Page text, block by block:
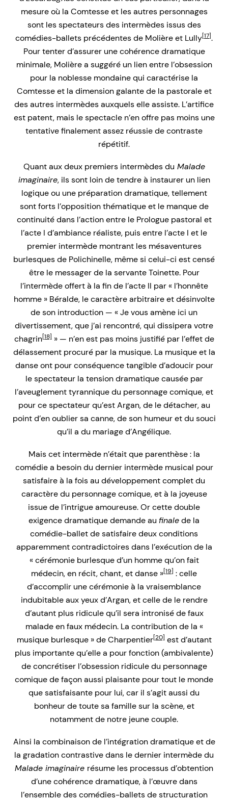
mesure où la Comtesse et les autres personnages
sont les spectateurs des intermèdes issus des
comédies-ballets précédentes de Molière et Lully[17].
Pour tenter d’assurer une cohérence dramatique
minimale, Molière a suggéré un lien entre l’obsession
pour la noblesse mondaine qui caractérise la
Comtesse et la dimension galante de la pastorale et
des autres intermèdes auxquels elle assiste. L’artifice
est patent, mais le spectacle n’en offre pas moins une
tentative finalement assez réussie de contraste
répétitif.
Quant aux deux premiers intermèdes du Malade
imaginaire, ils sont loin de tendre à instaurer un lien
logique ou une préparation dramatique, tellement
sont forts l’opposition thématique et le manque de
continuité dans l’action entre le Prologue pastoral et
l’acte I d’ambiance réaliste, puis entre l’acte I et le
premier intermède montrant les mésaventures
burlesques de Polichinelle, même si celui-ci est censé
être le messager de la servante Toinette. Pour
l’intermède offert à la fin de l’acte II par « l’honnête
homme » Béralde, le caractère arbitraire et désinvolte
de son introduction — « Je vous amène ici un
divertissement, que j’ai rencontré, qui dissipera votre
chagrin[18]» — n’en est pas moins justifié par l’effet de
délassement procuré par la musique. La musique et la
danse ont pour conséquence tangible d’adoucir pour
le spectateur la tension dramatique causée par
l’aveuglement tyrannique du personnage comique, et
pour ce spectateur qu’est Argan, de le détacher, au
point d’en oublier sa canne, de son humeur et du souci
qu’il a du mariage d’Angélique.
Mais cet intermède n’était que parenthèse : la
comédie a besoin du dernier intermède musical pour
satisfaire à la fois au développement complet du
caractère du personnage comique, et à la joyeuse
issue de l’intrigue amoureuse. Or cette double
exigence dramatique demande au finalede la
comédie-ballet de satisfaire deux conditions
apparemment contradictoires dans l’exécution de la
« cérémonie burlesque d’un homme qu’on fait
médecin, en récit, chant, et danse »[19] : celle
d’accomplir une cérémonie à la vraisemblance
indubitable aux yeux d’Argan, et celle de le rendre
d’autant plus ridicule qu’il sera intronisé de faux
malade en faux médecin. La contribution de la «
musique burlesque » de Charpentier[20]est d’autant
plus importante qu’elle a pour fonction (ambivalente)
de concrétiser l’obsession ridicule du personnage
comique de façon aussi plaisante pour tout le monde
que satisfaisante pour lui, car il s’agit aussi du
bonheur de toute sa famille sur la scène, et
notamment de notre jeune couple.
Ainsi la combinaison de l’intégration dramatique et de
la gradation contrastive dans le dernier intermède du
Malade imaginaire résume les processus d’obtention
d’une cohérence dramatique, à l’œuvre dans
l’ensemble des comédies-ballets de structuration